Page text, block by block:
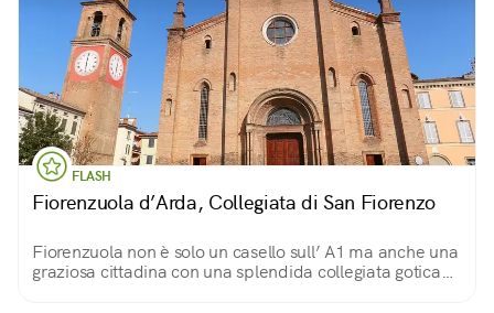
FLASH
Fiorenzuola d’Arda, Collegiata di San Fiorenzo
Fiorenzuola non è solo un casello sull’ A1 ma anche una
graziosa cittadina con una splendida collegiata gotica